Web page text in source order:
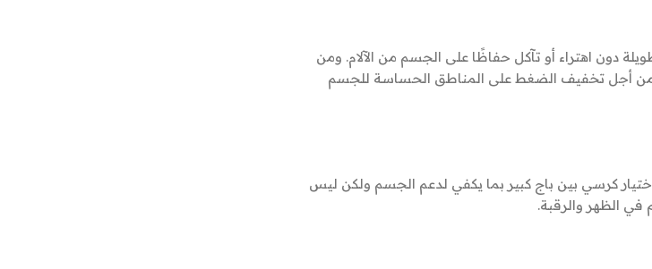
دون اهتراء أو تآكل حفاظًا على الجسم من الآلام. ومن
من أجل تخفيف الضغط على المناطق الحساسة للجسم
كرسي بين باج كبير بما يكفي لدعم الجسم ولكن ليس
في الظهر والرقبة.